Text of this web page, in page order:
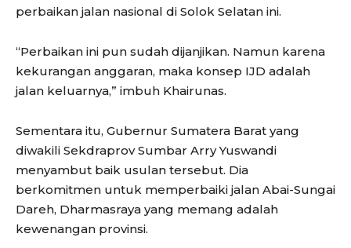
perbaikan jalan nasional di Solok Selatan ini.
“Perbaikan ini pun sudah dijanjikan. Namun karena
kekurangan anggaran, maka konsep IJD adalah
jalan keluarnya,” imbuh Khairunas.
Sementara itu, Gubernur Sumatera Barat yang
diwakili Sekdraprov Sumbar Arry Yuswandi
menyambut baik usulan tersebut. Dia
berkomitmen untuk memperbaiki jalan Abai-Sungai
Dareh, Dharmasraya yang memang adalah
kewenangan provinsi.